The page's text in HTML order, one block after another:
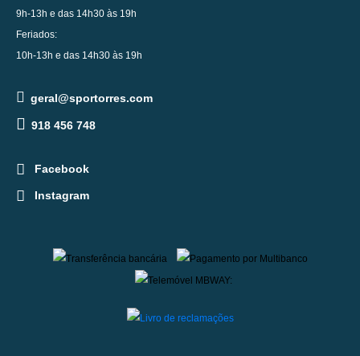
9h-13h e das 14h30 às 19h
Feriados:
10h-13h e das 14h30 às 19h
geral@sportorres.com
918 456 748
Facebook
Instagram